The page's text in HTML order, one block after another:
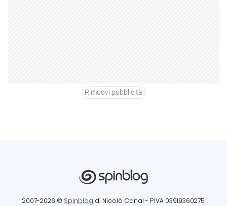
Rimuovi pubblicità
2007-2026 © Spinblog di Nicolò Canal - P.IVA 03919360275